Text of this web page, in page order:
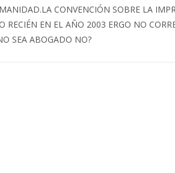
CONVENCIÓN SOBRE LA
EN EL AÑO 2003 ERGO NO
SEA ABOGADO NO?